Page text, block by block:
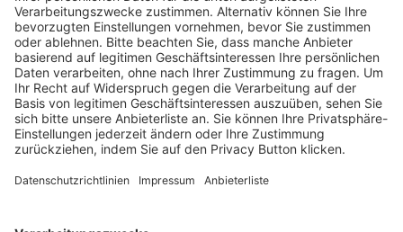
Schulungsangebot Vereinsmitarbeiter
BFV-Geschäftsstellen
Trainerbörse
Login SpielPlus
FOLGE DEM BFV